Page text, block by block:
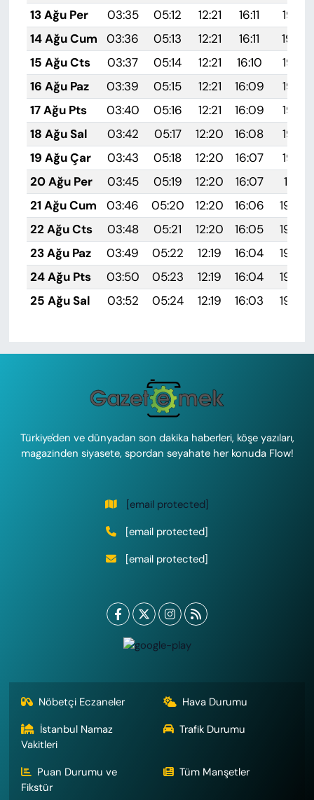
13 Ağu Per
03:35 05:12 12:21 16:11
19:21
14 Ağu Cum
03:36 05:13 12:21 16:11
19:19
15 Ağu Cts
03:37 05:14 12:21 16:10
19:18
16 Ağu Paz
03:39 05:15 12:21 16:09
19:17
17 Ağu Pts
03:40 05:16 12:21 16:09
19:15
18 Ağu Sal
03:42 05:17 12:20 16:08
19:14
19 Ağu Çar
03:43 05:18 12:20 16:07
19:12
20 Ağu Per
03:45 05:19 12:20 16:07
19:11
21 Ağu Cum
03:46 05:20 12:20 16:06
19:09
22 Ağu Cts
03:48 05:21 12:20 16:05
19:08
23 Ağu Paz
03:49 05:22 12:19 16:04
19:06
24 Ağu Pts
03:50 05:23 12:19 16:04
19:05
25 Ağu Sal
03:52 05:24 12:19 16:03 19:03
Türkiye'den ve dünyadan son dakika haberleri, köşe yazıları,
magazinden siyasete, spordan seyahate her konuda Flow!
[email protected]
[email protected]
[email protected]
Nöbetçi Eczaneler
Hava Durumu
İstanbul Namaz
Vakitleri
Trafik Durumu
Puan Durumu ve
Fikstür
Tüm Manşetler